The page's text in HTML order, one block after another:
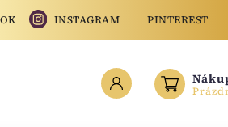
INSTAGRAM PINTEREST